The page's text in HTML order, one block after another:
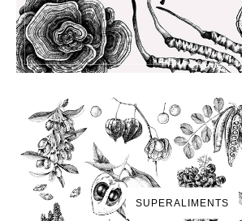
SUPERALIMENTS